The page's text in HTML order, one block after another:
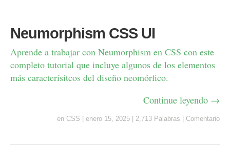
Neumorphism CSS UI
Aprende a trabajar con Neumorphism en CSS con este
completo tutorial que incluye algunos de los elementos
más caracterísitcos del diseño neomórfico.
Continue leyendo →
en CSS enero 15, 2025 2,713 Palabras Comentario